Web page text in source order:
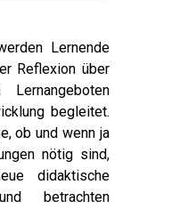
Lernende
Reflexion über
begleitet.
ob und wenn ja
nötig sind,
didaktische
betrachten